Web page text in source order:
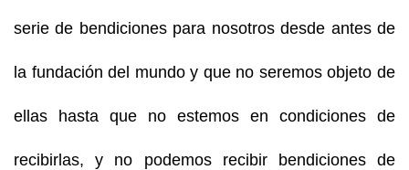
serie de bendiciones para nosotros desde antes de
la fundación del mundo y que no seremos objeto de
ellas hasta que no estemos en condiciones de
recibirlas, y no podemos recibir bendiciones de